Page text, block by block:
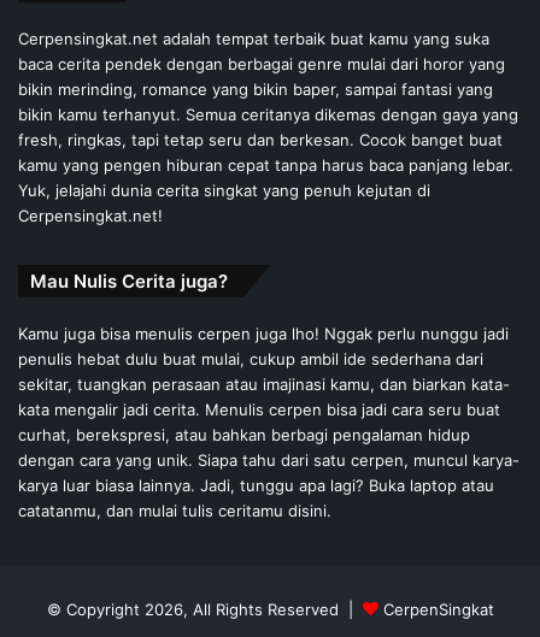
Cerpensingkat.net adalah tempat terbaik buat kamu yang suka
baca cerita pendek dengan berbagai genre mulai dari horor yang
bikin merinding, romance yang bikin baper, sampai fantasi yang
bikin kamu terhanyut. Semua ceritanya dikemas dengan gaya yang
fresh, ringkas, tapi tetap seru dan berkesan. Cocok banget buat
kamu yang pengen hiburan cepat tanpa harus baca panjang lebar.
Yuk, jelajahi dunia cerita singkat yang penuh kejutan di
Cerpensingkat.net!
Mau Nulis Cerita juga?
Kamu juga bisa menulis cerpen juga lho! Nggak perlu nunggu jadi
penulis hebat dulu buat mulai, cukup ambil ide sederhana dari
sekitar, tuangkan perasaan atau imajinasi kamu, dan biarkan kata-
kata mengalir jadi cerita. Menulis cerpen bisa jadi cara seru buat
curhat, berekspresi, atau bahkan berbagi pengalaman hidup
dengan cara yang unik. Siapa tahu dari satu cerpen, muncul karya-
karya luar biasa lainnya. Jadi, tunggu apa lagi? Buka laptop atau
catatanmu, dan mulai tulis ceritamu disini.
© Copyright 2026, All Rights Reserved | CerpenSingkat